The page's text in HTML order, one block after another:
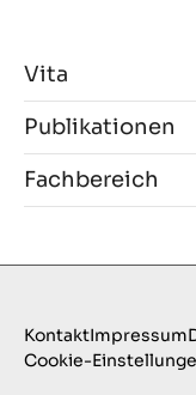
Vita
Publikationen
Fachbereich
KontaktImpressum
Cookie-